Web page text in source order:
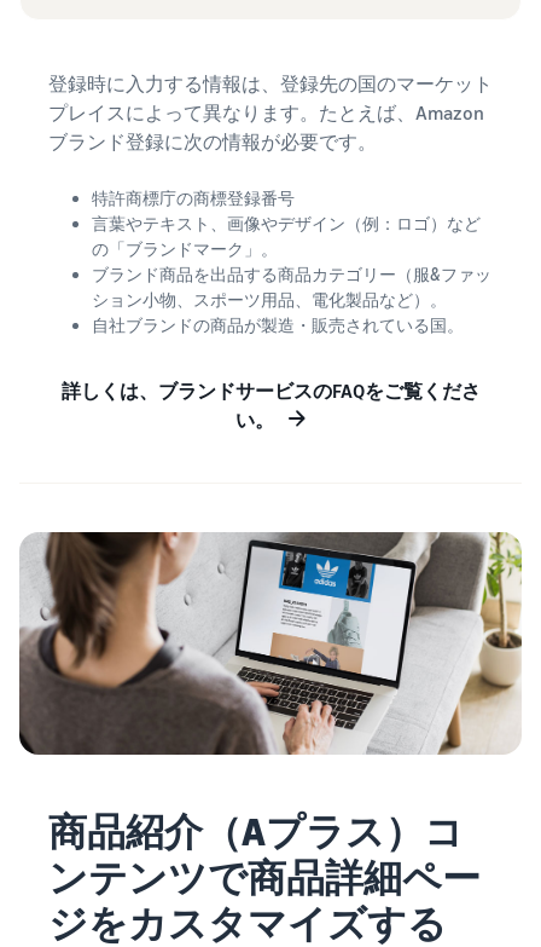
登録時に入力する情報は、登録先の国のマーケット
プレイスによって異なります。たとえば、Amazon
ブランド登録に次の情報が必要です。
特許商標庁の商標登録番号
言葉やテキスト、画像やデザイン（例：ロゴ）など
の「ブランドマーク」。
ブランド商品を出品する商品カテゴリー（服&ファッ
ション小物、スポーツ用品、電化製品など）。
自社ブランドの商品が製造・販売されている国。
詳しくは、ブランドサービスのFAQをご覧くださ
い。
商品紹介（Aプラス）コ
ンテンツで商品詳細ペー
ジをカスタマイズする